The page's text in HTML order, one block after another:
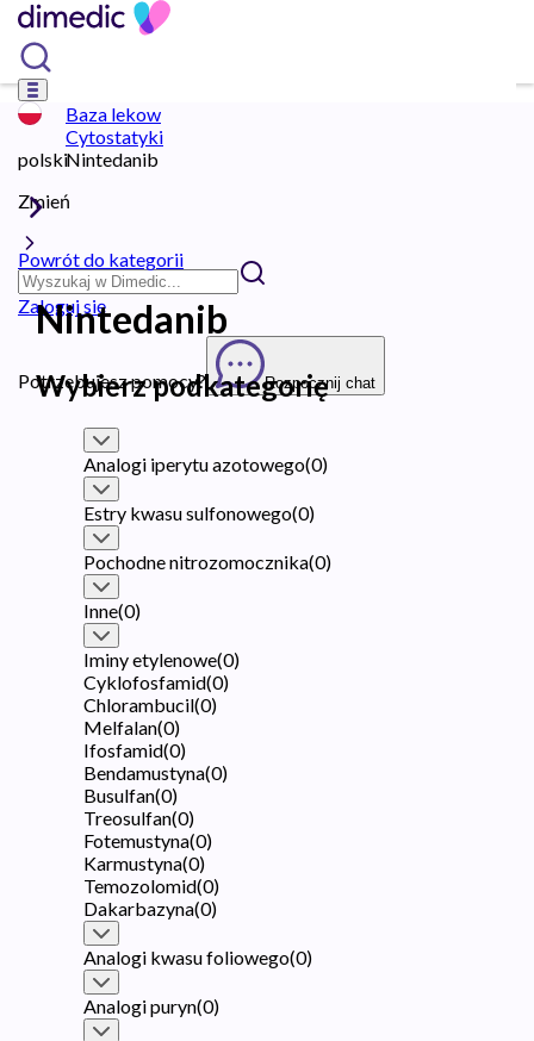
polski
Zmień
Zaloguj się
Potrzebujesz pomocy? Rozpocznij chat
Baza lekow
Cytostatyki
Nintedanib
Powrót do kategorii
Nintedanib
Wybierz podkategorię
Analogi iperytu azotowego(0)
Estry kwasu sulfonowego(0)
Pochodne nitrozomocznika(0)
Inne(0)
Iminy etylenowe(0)
Cyklofosfamid(0)
Chlorambucil(0)
Melfalan(0)
Ifosfamid(0)
Bendamustyna(0)
Busulfan(0)
Treosulfan(0)
Fotemustyna(0)
Karmustyna(0)
Temozolomid(0)
Dakarbazyna(0)
Analogi kwasu foliowego(0)
Analogi puryn(0)